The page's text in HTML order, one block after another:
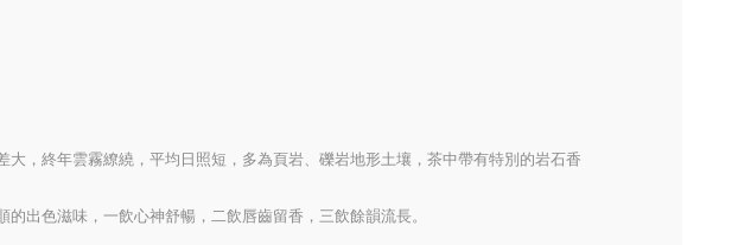
，終年雲霧繚繞，平均日照短，多為頁岩、礫岩地形土壤，茶中帶有特別的岩石香
出色滋味，一飲心神舒暢，二飲唇齒留香，三飲餘韻流長。